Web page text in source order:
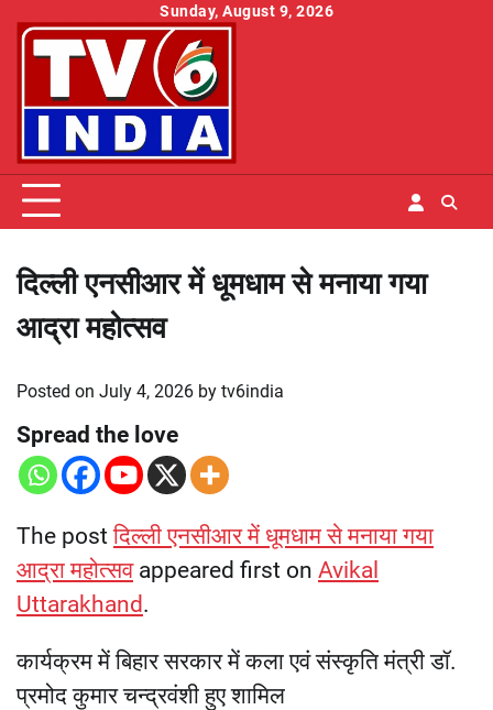
Skip
Sunday, August 9, 2026
दिल्ली एनसीआर में धूमधाम से मनाया गया
आद्रा महोत्सव
Posted on July 4, 2026 by tv6india
Spread the love
The postदिल्ली एनसीआर में धूमधाम से मनाया गया
आद्रा महोत्सवappeared first on Avikal
Uttarakhand.
कार्यक्रम में बिहार सरकार में कला एवं संस्कृति मंत्री डॉ.
प्रमोद कुमार चन्द्रवंशी हुए शामिल